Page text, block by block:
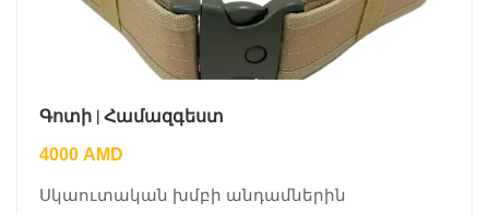
Գոտի | Համազգեստ
4000 AMD
Սկաուտական խմբի անդամներին